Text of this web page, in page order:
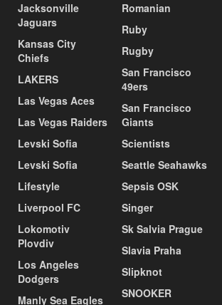
Jacksonville
Jaguars
Kansas City
Chiefs
LAKERS
Las Vegas Aces
Las Vegas Raiders
Levski Sofia
Levski Sofia
Lifestyle
Liverpool FC
Lokomotiv
Plovdiv
Los Angeles
Dodgers
Manly Sea Eagles
Romanian
Ruby
Rugby
San Francisco
49ers
San Francisco
Giants
Scientists
Seattle Seahawks
Sepsis OSK
Singer
Sk Salvia Prague
Slavia Praha
Slipknot
SNOOKER